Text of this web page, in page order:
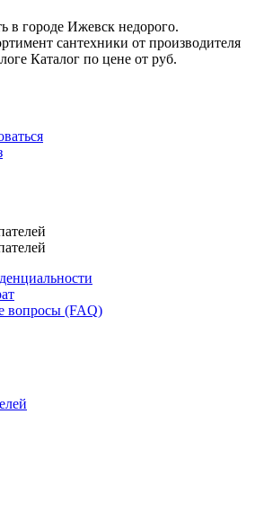
в городе Ижевск недорого.
сантехники от производителя
Каталог по цене от руб.
вопросы (FAQ)